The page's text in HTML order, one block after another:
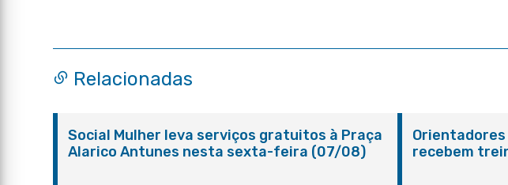
Relacionadas
Social Mulher leva serviços gratuitos à Praça
Alarico Antunes nesta sexta-feira (07/08)
recebem